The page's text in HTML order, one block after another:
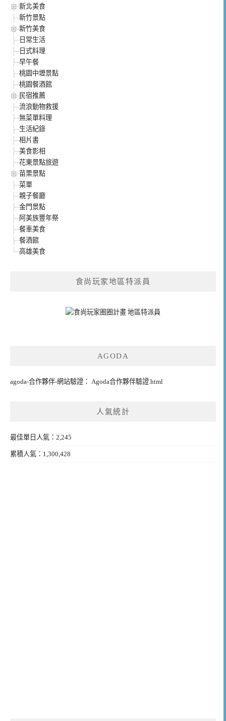
新北美食
新竹景點
新竹美食
日常生活
日式料理
早午餐
桃園中壢景點
桃園餐酒館
民宿推薦
流浪動物救援
無菜單料理
生活紀錄
相片書
美食影相
花東景點旅遊
苗栗景點
菜單
親子餐廳
金門景點
阿美族豐年祭
餐車美食
餐酒館
高雄美食
食尚玩家地區特派員
AGODA
agoda-合作夥伴-網站驗證： Agoda合作夥伴驗證.html
人氣統計
最佳單日人氣：2,245
累積人氣：1,300,428